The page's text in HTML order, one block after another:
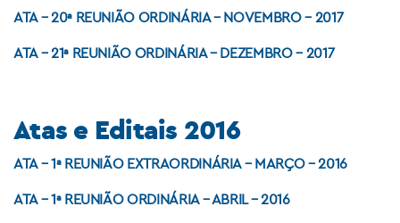
ATA – 20ª REUNIÃO ORDINÁRIA – NOVEMBRO – 2017
ATA – 21ª REUNIÃO ORDINÁRIA – DEZEMBRO – 2017
Atas e Editais 2016
ATA – 1ª REUNIÃO EXTRAORDINÁRIA – MARÇO – 2016
ATA – 1ª REUNIÃO ORDINÁRIA – ABRIL – 2016